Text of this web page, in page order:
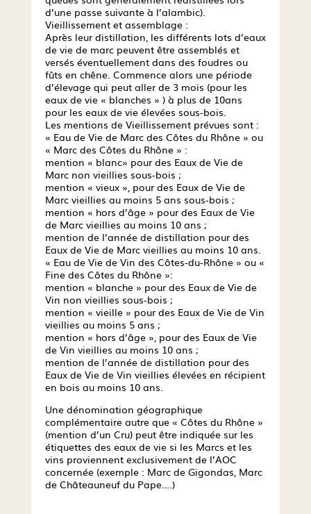
d’une passe suivante à l’alambic).
Vieillissement et assemblage :
Après leur distillation, les différents lots d’eaux
de vie de marc peuvent être assemblés et
versés éventuellement dans des foudres ou
fûts en chêne. Commence alors une période
d’élevage qui peut aller de 3 mois (pour les
eaux de vie « blanches » ) à plus de 10ans
pour les eaux de vie élevées sous-bois.
Les mentions de Vieillissement prévues sont :
« Eau de Vie de Marc des Côtes du Rhône » ou
« Marc des Côtes du Rhône » :
mention « blanc» pour des Eaux de Vie de
Marc non vieillies sous-bois ;
mention « vieux », pour des Eaux de Vie de
Marc vieillies au moins 5 ans sous-bois ;
mention « hors d’âge » pour des Eaux de Vie
de Marc vieillies au moins 10 ans ;
mention de l’année de distillation pour des
Eaux de Vie de Marc vieillies au moins 10 ans.
« Eau de Vie de Vin des Côtes-du-Rhône » ou «
Fine des Côtes du Rhône »:
mention « blanche » pour des Eaux de Vie de
Vin non vieillies sous-bois ;
mention « vieille » pour des Eaux de Vie de Vin
vieillies au moins 5 ans ;
mention « hors d’âge », pour des Eaux de Vie
de Vin vieillies au moins 10 ans ;
mention de l’année de distillation pour des
Eaux de Vie de Vin vieillies élevées en récipient
en bois au moins 10 ans.
Une dénomination géographique
complémentaire autre que « Côtes du Rhône »
(mention d’un Cru) peut être indiquée sur les
étiquettes des eaux de vie si les Marcs et les
vins proviennent exclusivement de l’AOC
concernée (exemple : Marc de Gigondas, Marc
de Châteauneuf du Pape….)